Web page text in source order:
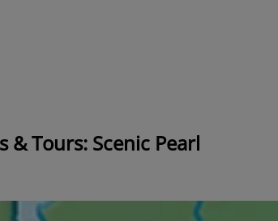
& Tours: Scenic Pearl